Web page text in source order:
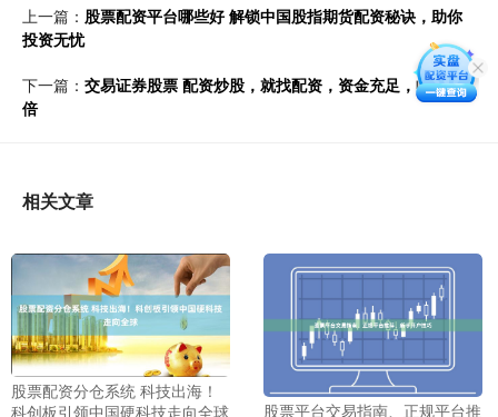
上一篇： 股票配资平台哪些好 解锁中国股指期货配资秘诀，助你
投资无忧
下一篇： 交易证券股票 配资炒股，就找配资，资金充足，收益翻
倍
相关文章
股票配资分仓系统 科技出海！
科创板引领中国硬科技走向全球
股票平台交易指南、正规平台推